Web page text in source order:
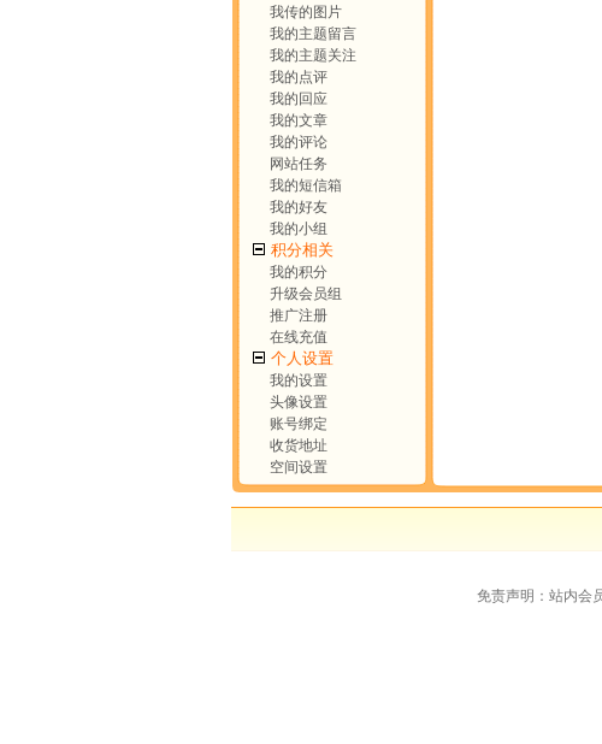
我传的图片
我的主题留言
我的主题关注
我的点评
我的回应
我的文章
我的评论
网站任务
我的短信箱
我的好友
我的小组
积分相关
我的积分
升级会员组
推广注册
在线充值
个人设置
我的设置
头像设置
账号绑定
收货地址
空间设置
免责声明：站内会